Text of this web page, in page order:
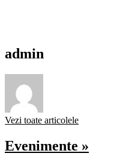
admin
Vezi toate articolele
Evenimente »